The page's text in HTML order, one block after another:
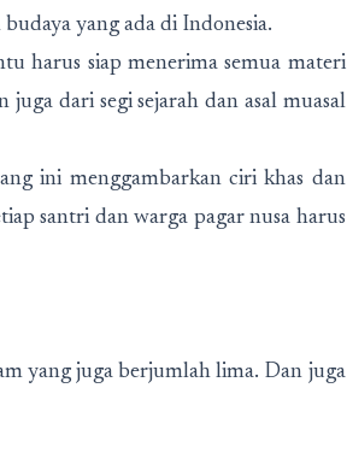
yang ada di Indonesia.
harus siap menerima semua materi
dari segi sejarah dan asal muasal
ini menggambarkan ciri khas dan
santri dan warga pagar nusa harus
yang juga berjumlah lima. Dan juga